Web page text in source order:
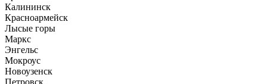
Калининск
Красноармейск
Лысые горы
Маркс
Энгельс
Мокроус
Новоузенск
Петровск